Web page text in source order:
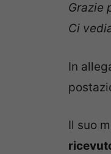
Grazie
Ci
In
Il suo